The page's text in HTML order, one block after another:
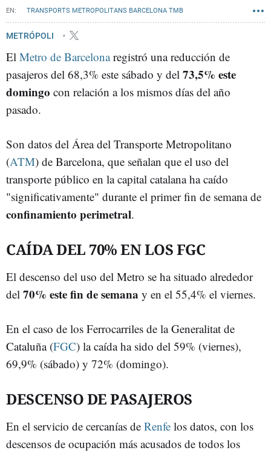
TRANSPORTS METROPOLITANS BARCELONA TMB
METRO BARCELONA
METRÓPOLI
El Metro de Barcelonaregistró una reducción de
pasajeros del 68,3% este sábado y del 73,5% este
domingo con relación a los mismos días del año
pasado.
Son datos del Área del Transporte Metropolitano
(ATM) de Barcelona, que señalan que el uso del
transporte público en la capital catalana ha caído
"significativamente" durante el primer fin de semana de
confinamiento perimetral.
CAÍDA DEL 70% EN LOS FGC
El descenso del uso del Metro se ha situado alrededor
del 70% este fin de semana y en el 55,4% el viernes.
En el caso de los Ferrocarriles de la Generalitat de
Cataluña (FGC) la caída ha sido del 59% (viernes),
69,9% (sábado) y 72% (domingo).
DESCENSO DE PASAJEROS
En el servicio de cercanías de Renfe los datos, con los
descensos de ocupación más acusados de todos los